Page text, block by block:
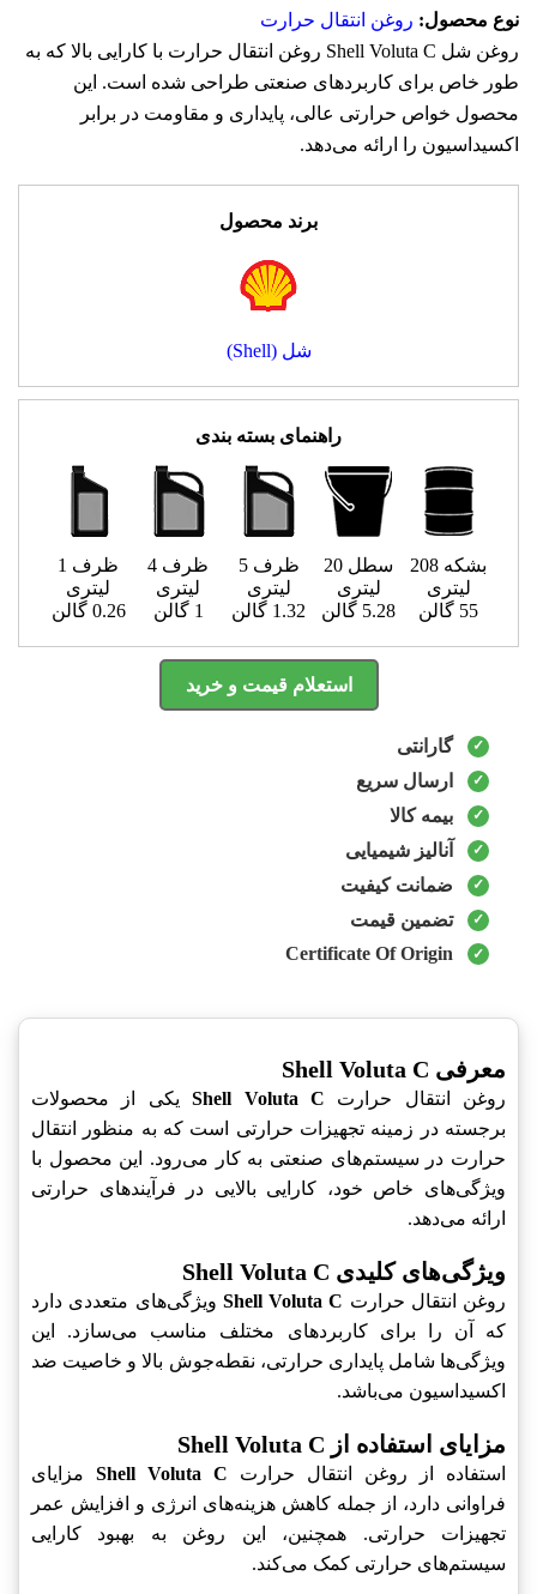
نوع محصول: روغن انتقال حرارت
روغن شل Shell Voluta C روغن انتقال حرارت با کارایی بالا که به
طور خاص برای کاربردهای صنعتی طراحی شده است. این
محصول خواص حرارتی عالی، پایداری و مقاومت در برابر
اکسیداسیون را ارائه می‌دهد.
برند محصول
شل (Shell)
راهنمای بسته بندی
بشکه 208
لیتری
55 گالن
سطل 20
لیتری
5.28 گالن
ظرف 5
لیتری
1.32 گالن
ظرف 4
لیتری
1 گالن
ظرف 1
لیتری
0.26 گالن
استعلام قیمت و خرید
گارانتی
ارسال سریع
بیمه کالا
آنالیز شیمیایی
ضمانت کیفیت
تضمین قیمت
Certificate Of Origin
معرفی Shell Voluta C
روغن انتقال حرارت Shell Voluta Cیکی از محصولات
برجسته در زمینه تجهیزات حرارتی است که به منظور انتقال
حرارت در سیستم‌های صنعتی به کار می‌رود. این محصول با
ویژگی‌های خاص خود، کارایی بالایی در فرآیندهای حرارتی
ارائه می‌دهد.
ویژگی‌های کلیدی Shell Voluta C
روغن انتقال حرارت Shell Voluta C ویژگی‌های متعددی دارد
که آن را برای کاربردهای مختلف مناسب می‌سازد. این
ویژگی‌ها شامل پایداری حرارتی، نقطه‌جوش بالا و خاصیت ضد
اکسیداسیون می‌باشد.
مزایای استفاده از Shell Voluta C
استفاده از روغن انتقال حرارت Shell Voluta C مزایای
فراوانی دارد، از جمله کاهش هزینه‌های انرژی و افزایش عمر
تجهیزات حرارتی. همچنین، این روغن به بهبود کارایی
سیستم‌های حرارتی کمک می‌کند.